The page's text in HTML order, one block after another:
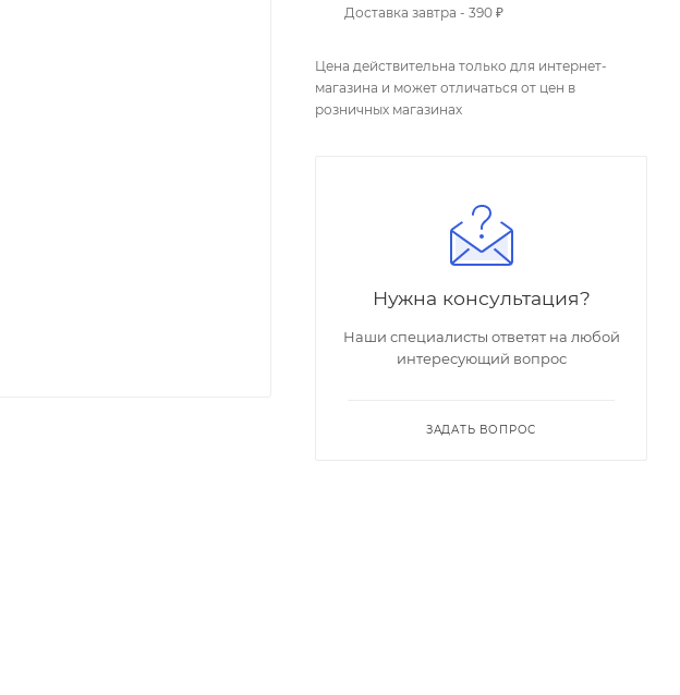
Доставка завтра - 390 ₽
Цена действительна только для интернет-
магазина и может отличаться от цен в
розничных магазинах
Нужна консультация?
Наши специалисты ответят на любой
интересующий вопрос
ЗАДАТЬ ВОПРОС